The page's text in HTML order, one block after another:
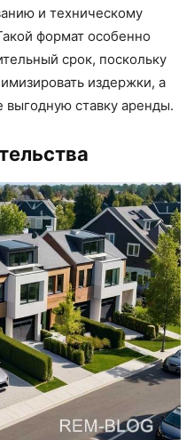
и техническому
формат особенно
срок, поскольку
издержки, а
выгодную ставку аренды.